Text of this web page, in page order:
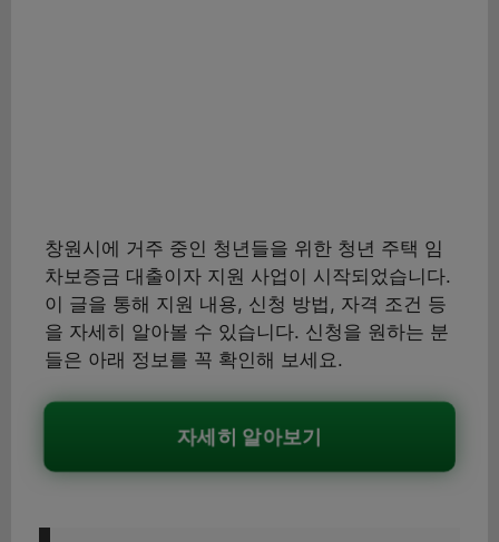
창원시에 거주 중인 청년들을 위한 청년 주택 임
차보증금 대출이자 지원 사업이 시작되었습니다.
이 글을 통해 지원 내용, 신청 방법, 자격 조건 등
을 자세히 알아볼 수 있습니다. 신청을 원하는 분
들은 아래 정보를 꼭 확인해 보세요.
자세히 알아보기